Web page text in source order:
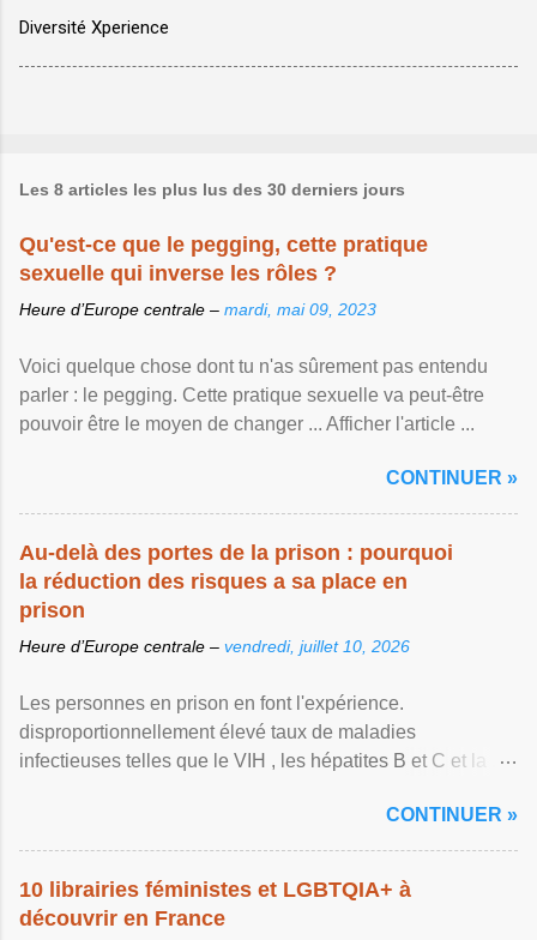
Diversité Xperience
Les 8 articles les plus lus des 30 derniers jours
Qu'est-ce que le pegging, cette pratique
sexuelle qui inverse les rôles ?
Heure d’Europe centrale – mardi, mai 09, 2023
Voici quelque chose dont tu n'as sûrement pas entendu
parler : le pegging. Cette pratique sexuelle va peut-être
pouvoir être le moyen de changer ... Afficher l'article ...
CONTINUER »
Au-delà des portes de la prison : pourquoi
la réduction des risques a sa place en
prison
Heure d’Europe centrale – vendredi, juillet 10, 2026
Les personnes en prison en font l'expérience.
disproportionnellement élevé taux de maladies
infectieuses telles que le VIH , les hépatites B et C et la ...
CONTINUER »
10 librairies féministes et LGBTQIA+ à
découvrir en France